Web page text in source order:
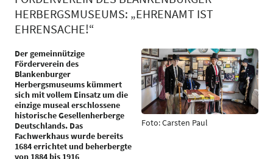
HERBERGSMUSEUMS: „EHRENAMT IST
EHRENSACHE!“
Der gemeinnützige
Förderverein des
Blankenburger
Herbergsmuseums kümmert
sich mit vollem Einsatz um die
einzige museal erschlossene
historische Gesellenherberge
Deutschlands. Das
Fachwerkhaus wurde bereits
1684 errichtet und beherbergte
von 1884 bis 1916
Foto: Carsten Paul